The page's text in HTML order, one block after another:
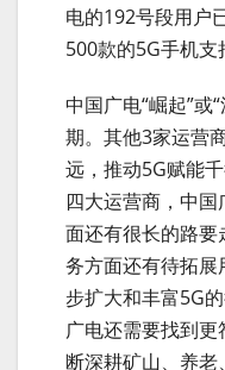
电的192号段用户
500款的5G手机支
中国广电“崛起”或
期。其他3家运营
远，推动5G赋能
四大运营商，中
面还有很长的路
务方面还有待拓
步扩大和丰富5G
广电还需要找到
断深耕矿山、养老